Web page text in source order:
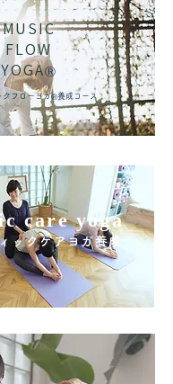
クフローヨガⓇ養成コース
MUSIC
FLOW
YOGAⓇ
careyoga
ックケアヨガ養成